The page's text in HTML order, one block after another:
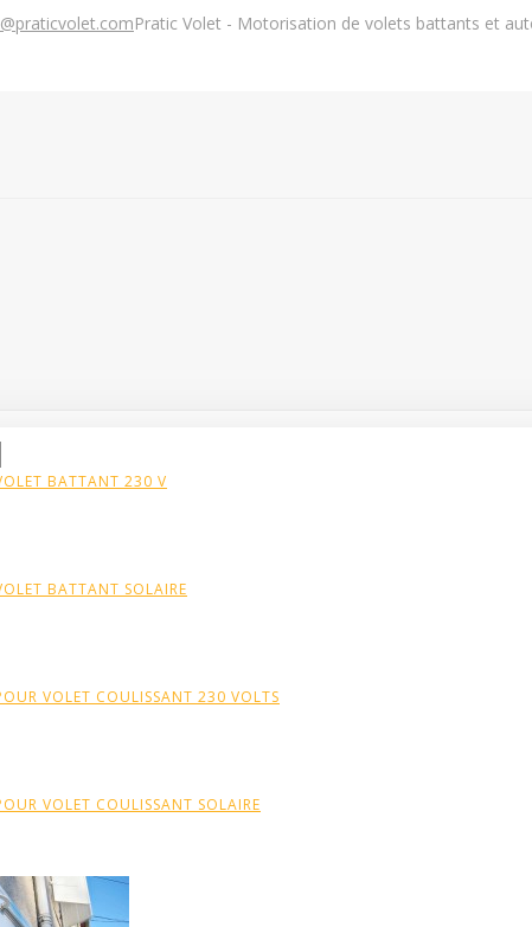
Pratic Volet - Motorisation de volets battants et
BATTANT 230 V
BATTANT SOLAIRE
VOLET COULISSANT 230 VOLTS
VOLET COULISSANT SOLAIRE